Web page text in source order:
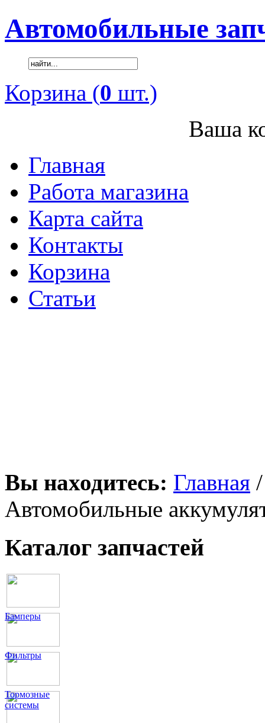
Автомобильные
Корзина (0 шт.)
Ваша
Главная
Работа магазина
Карта сайта
Контакты
Корзина
Статьи
Вы находитесь: Главная
Автомобильные
Каталог запчастей
Бамперы
Фильтры
Тормозные
системы